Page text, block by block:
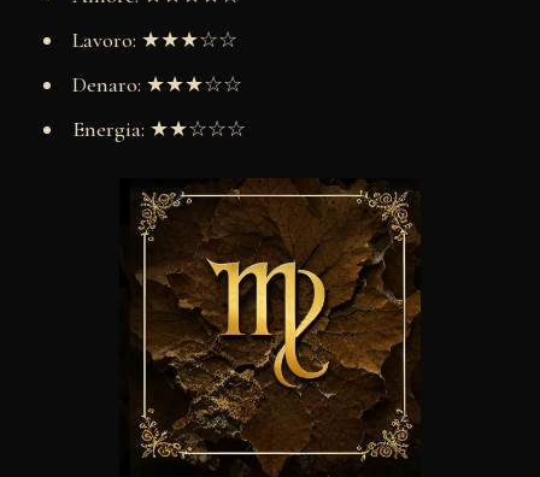
Lavoro: ★★★☆☆
Denaro: ★★★☆☆
Energia: ★★☆☆☆